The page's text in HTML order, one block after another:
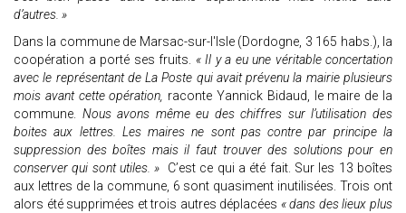
d’autres. »
Dans la commune de Marsac-sur-l'Isle (Dordogne, 3 165 habs.), la
coopération a porté ses fruits. « Il y a eu une véritable concertation
avec le représentant de La Poste qui avait prévenu la mairie plusieurs
mois avant cette opération, raconte Yannick Bidaud, le maire de la
commune. Nous avons même eu des chiffres sur l’utilisation des
boites aux lettres. Les maires ne sont pas contre par principe la
suppression des boîtes mais il faut trouver des solutions pour en
conserver qui sont utiles. »
C’est ce qui a été fait. Sur les 13 boîtes
aux lettres de la commune, 6 sont quasiment inutilisées. Trois ont
alors été supprimées et trois autres déplacées « dans des lieux plus